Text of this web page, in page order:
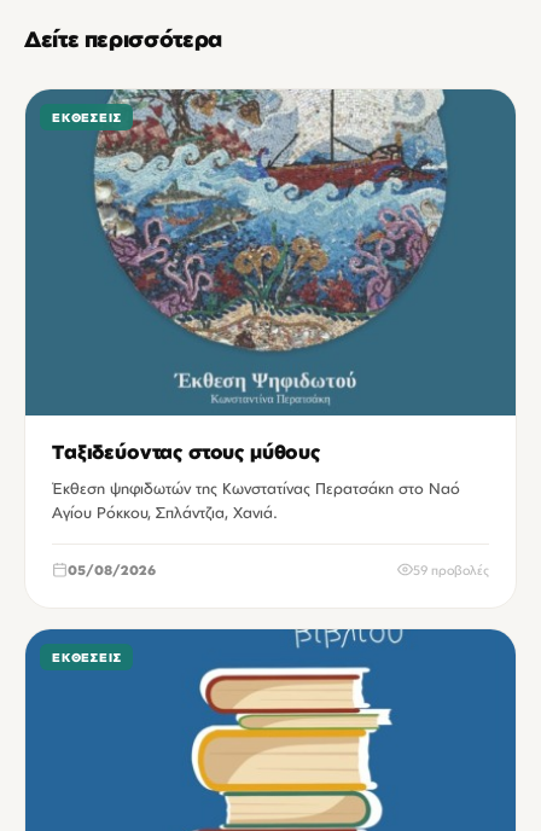
Δείτε περισσότερα
ΕΚΘΈΣΕΙΣ
Ταξιδεύοντας στους μύθους
Έκθεση ψηφιδωτών της Κωνστατίνας Περατσάκη στο Ναό
Αγίου Ρόκκου, Σπλάντζια, Χανιά.
05/08/2026 59 προβολές
ΕΚΘΈΣΕΙΣ